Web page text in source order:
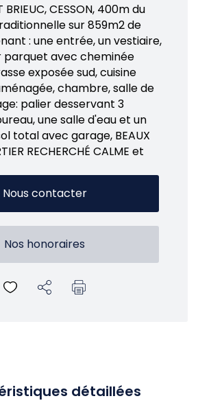
BRIEUC, CESSON, 400m du
sur 859m2 de
: une entrée, un vestiaire,
parquet avec cheminée
exposée sud, cuisine
chambre, salle de
palier desservant 3
une salle d'eau et un
total avec garage, BEAUX
RECHERCHÉ CALME et
Nous contacter
Nos honoraires
détaillées